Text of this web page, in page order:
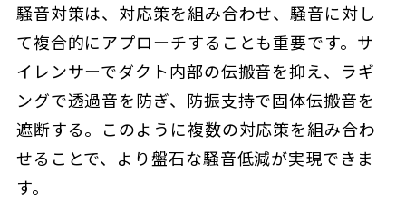
騒音対策は、対応策を組み合わせ、騒音に対し
て複合的にアプローチすることも重要です。サ
イレンサーでダクト内部の伝搬音を抑え、ラギ
ングで透過音を防ぎ、防振支持で固体伝搬音を
遮断する。このように複数の対応策を組み合わ
せることで、より盤石な騒音低減が実現できま
す。